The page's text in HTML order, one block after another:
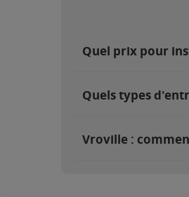
Quel prix pour
Quels types
Vroville :